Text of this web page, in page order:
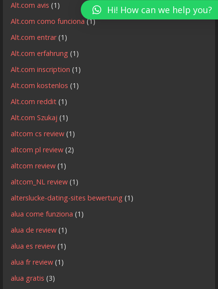
Alt.com avis (1)
Alt.com como funciona(1)
Alt.com entrar(1)
Alt.com erfahrung (1)
Alt.com inscription (1)
Alt.com kostenlos (1)
Alt.com reddit (1)
Alt.com Szukaj (1)
altcom cs review (1)
altcom pl review (2)
altcom review (1)
altcom_NL review (1)
alterslucke-dating-sites bewertung (1)
alua come funziona (1)
alua de review (1)
alua es review (1)
alua fr review (1)
alua gratis (3)
Hi! How can we help you?